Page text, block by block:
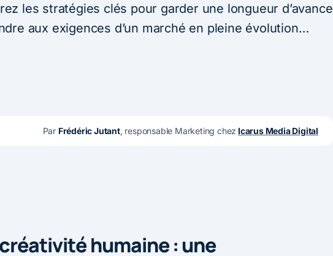
les stratégies clés pour garder une longueur d’avance
aux exigences d’un marché en pleine évolution…
Par Frédéric Jutant, responsable Marketing chez Icarus Media Digital
humaine : une